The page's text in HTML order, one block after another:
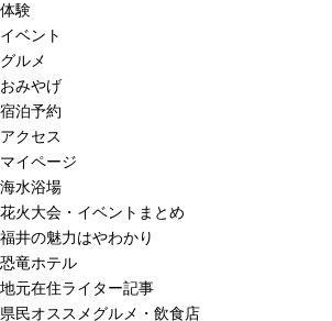
体験
イベント
グルメ
おみやげ
宿泊予約
アクセス
マイページ
海水浴場
花火大会・イベントまとめ
福井の魅力はやわかり
恐竜ホテル
地元在住ライター記事
県民オススメグルメ・飲食店